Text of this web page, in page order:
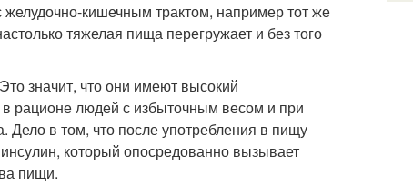
кишечным трактом, например тот же
тяжелая пища перегружает и без того
значит, что они имеют высокий
в рационе людей с избыточным весом и при
Дело в том, что после употребления в пищу
который опосредованно вызывает
пищи.